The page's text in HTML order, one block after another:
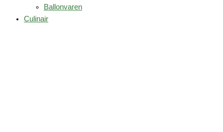
Ballonvaren
Culinair